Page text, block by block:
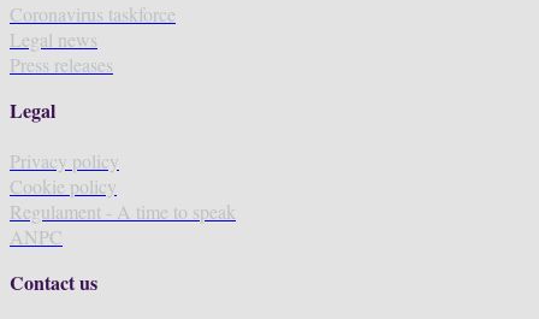
Coronavirus taskforce
Legal news
Press releases
Legal
Privacy policy
Cookie policy
Regulament - A time to speak
ANPC
Contact us